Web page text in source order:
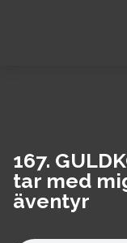
167.
tar med
äventyr